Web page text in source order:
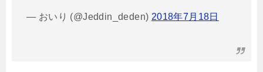
— おいり (@Jeddin_deden) 2018年7月18日